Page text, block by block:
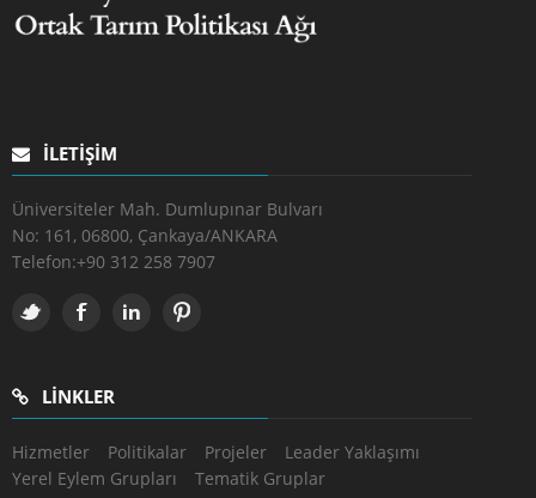
İLETIŞIM
Üniversiteler Mah. Dumlupınar Bulvarı
No: 161, 06800, Çankaya/ANKARA
Telefon:+90 312 258 7907
LINKLER
Hizmetler Politikalar Projeler
Leader Yaklaşımı
Yerel Eylem Grupları
Tematik Gruplar